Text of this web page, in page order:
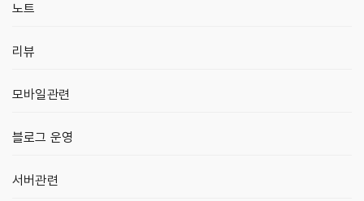
노트
리뷰
모바일관련
블로그 운영
서버관련